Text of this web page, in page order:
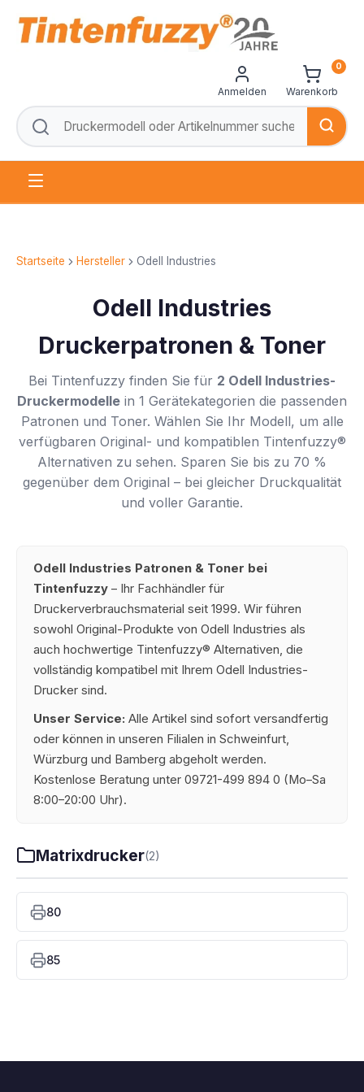
Anmelden Warenkorb
0
Startseite Hersteller Odell Industries
Odell Industries
Druckerpatronen & Toner
Bei Tintenfuzzy finden Sie für 2 Odell Industries-
Druckermodelle in 1 Gerätekategorien die passenden
Patronen und Toner. Wählen Sie Ihr Modell, um alle
verfügbaren Original- und kompatiblen Tintenfuzzy®
Alternativen zu sehen. Sparen Sie bis zu 70 %
gegenüber dem Original – bei gleicher Druckqualität
und voller Garantie.
Odell Industries Patronen & Toner bei
Tintenfuzzy – Ihr Fachhändler für
Druckerverbrauchsmaterial seit 1999. Wir führen
sowohl Original-Produkte von Odell Industries als
auch hochwertige Tintenfuzzy® Alternativen, die
vollständig kompatibel mit Ihrem Odell Industries-
Drucker sind.
Unser Service: Alle Artikel sind sofort versandfertig
oder können in unseren Filialen in Schweinfurt,
Würzburg und Bamberg abgeholt werden.
Kostenlose Beratung unter 09721-499 894 0 (Mo–Sa
8:00–20:00 Uhr).
Matrixdrucker(2)
80
85